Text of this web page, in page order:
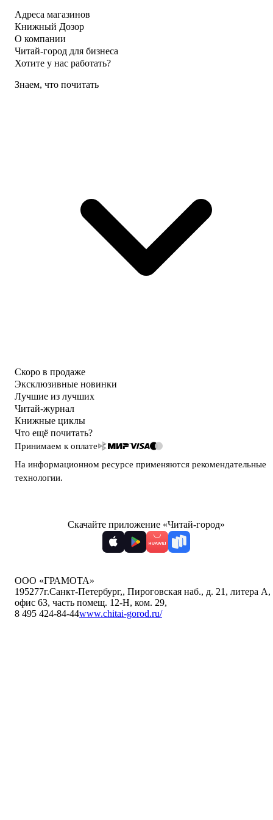
Адреса магазинов
Книжный Дозор
О компании
Читай-город для бизнеса
Хотите у нас работать?
Знаем, что почитать
Скоро в продаже
Эксклюзивные новинки
Лучшие из лучших
Читай-журнал
Книжные циклы
Что ещё почитать?
Принимаем к оплате
На информационном ресурсе применяются рекомендательные
технологии.
Скачайте приложение «Читай-город»
ООО «ГРАМОТА»
195277г.Санкт-Петербург,, Пироговская наб., д. 21, литера А,
офис 63, часть помещ. 12-Н, ком. 29,
8 495 424-84-44www.chitai-gorod.ru/